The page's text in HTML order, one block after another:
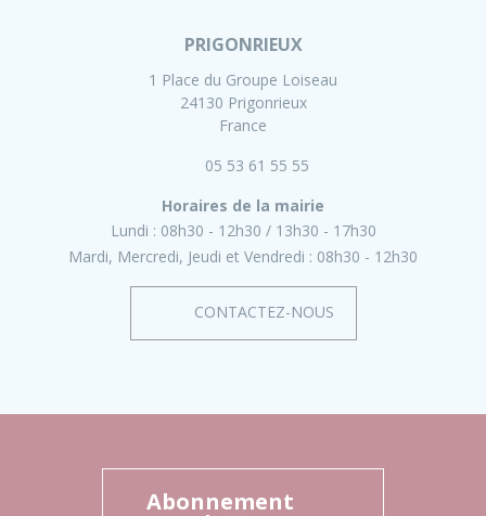
PRIGONRIEUX
1 Place du Groupe Loiseau
24130 Prigonrieux
France
05 53 61 55 55
Horaires de la mairie
Lundi : 08h30 - 12h30
13h30 - 17h30
Mardi, Mercredi, Jeudi et Vendredi : 08h30 - 12h30
CONTACTEZ-NOUS
Abonnement